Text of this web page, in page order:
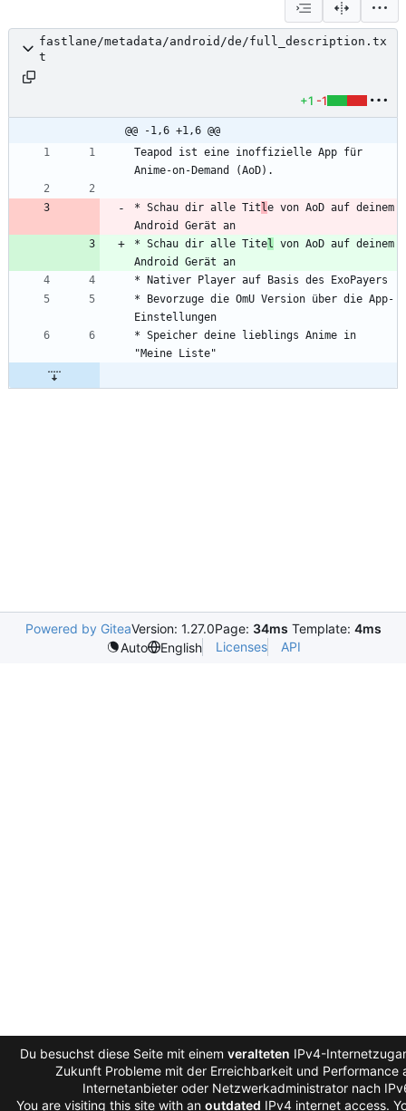
fastlane/metadata/android/de/full_description.tx
t
+1 -1
@@ -1,6 +1,6 @@
Teapod ist eine inoffizielle App für
* Schau dir alle Title von AoD auf deinem
* Schau dir alle Titel
von AoD auf deinem
* Bevorzuge die OmU Version über die App-
* Speicher deine lieblings Anime in
Powered by GiteaVersion: 1.27.0Page: 34ms Template: 4ms
Auto
English Licenses API
Du besuchst diese Seite mit einem veralteten IPv4-
Zukunft Probleme mit der Erreichbarkeit und Performance
Internetanbieter oder Netzwerkadministrator nach
You are visiting this site with an outdated IPv4 internet access.